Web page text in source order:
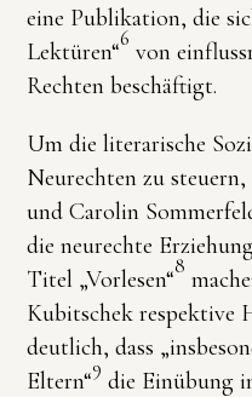
eine Publikation, die
Lektüren“6 von
Rechten beschäftigt.
Um die literarische
Neurechten zu
und Carolin
die neurechte
Titel „Vorlesen“8
Kubitschek respektive
deutlich, dass
Eltern“9 die Einübung